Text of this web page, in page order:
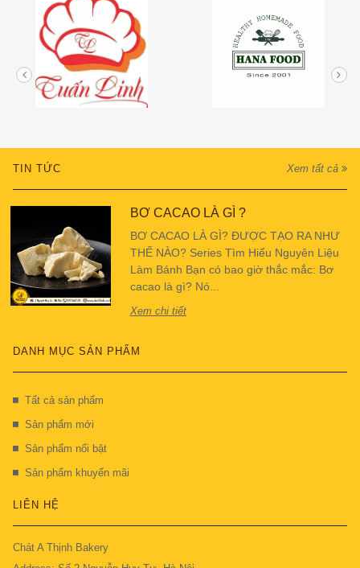
TIN TỨC Xem tất cả
BƠ CACAO LÀ GÌ ?
BƠ CACAO LÀ GÌ? ĐƯỢC TẠO RA NHƯ
THẾ NÀO? Series Tìm Hiểu Nguyên Liệu
Làm Bánh Bạn có bao giờ thắc mắc: Bơ
cacao là gì? Nó...
Xem chi tiết
DANH MỤC SẢN PHẨM
Tất cả sản phẩm
Sản phẩm mới
Sản phẩm nổi bật
Sản phẩm khuyến mãi
LIÊN HỆ
Chát A Thịnh Bakery